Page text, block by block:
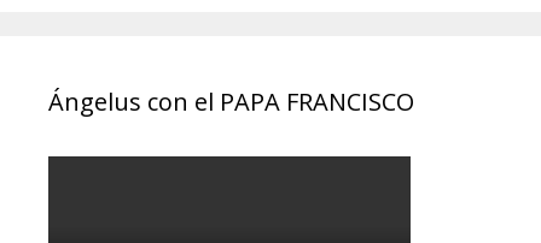
Ángelus con el PAPA FRANCISCO